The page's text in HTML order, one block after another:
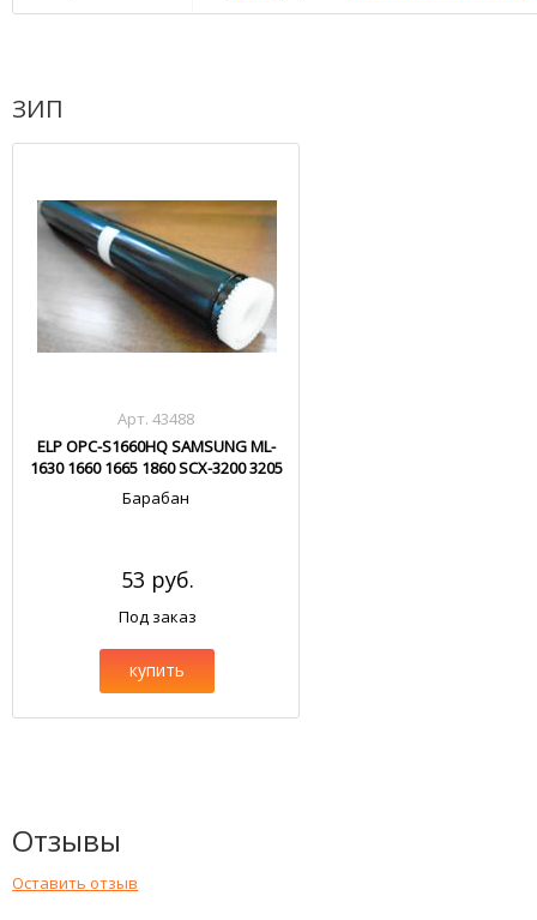
ЗИП
Арт. 43488
ELP OPC-S1660HQ SAMSUNG ML-
1630 1660 1665 1860 SCX-3200 3205
3210 4500
Барабан
53 руб.
Под заказ
купить
Отзывы
Оставить отзыв